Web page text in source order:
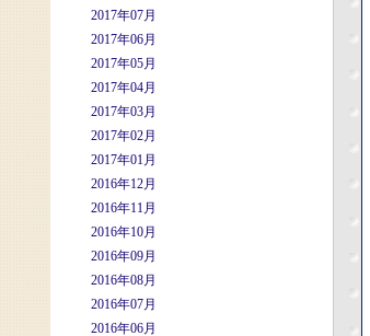
2017年07月
2017年06月
2017年05月
2017年04月
2017年03月
2017年02月
2017年01月
2016年12月
2016年11月
2016年10月
2016年09月
2016年08月
2016年07月
2016年06月